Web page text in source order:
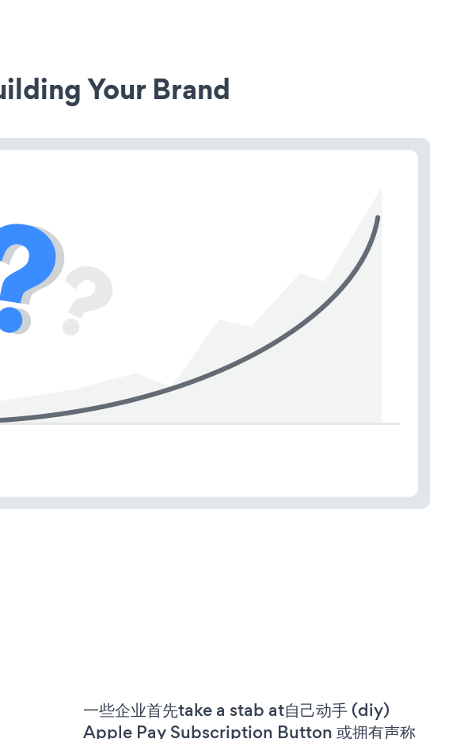
Your Brand
一些企业首先take a stab at自己动手 (diy)
Apple Pay Subscription Button 或拥有声称